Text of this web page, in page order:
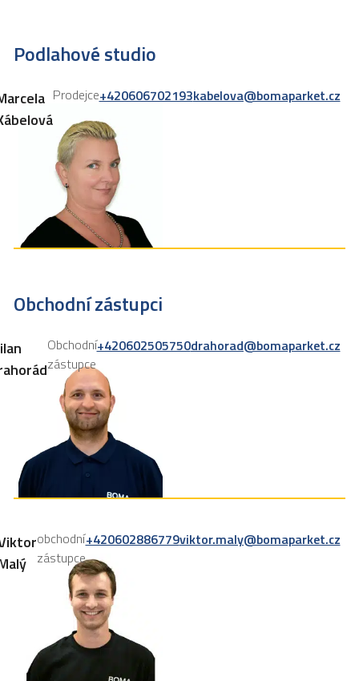
Podlahové studio
Prodejce+420606702193kabelova@bomaparket.cz
Obchodní zástupci
Obchodní
zástupce
+420602505750drahorad@bomaparket.cz
obchodní
zástupce
+420602886779viktor.maly@bomaparket.cz